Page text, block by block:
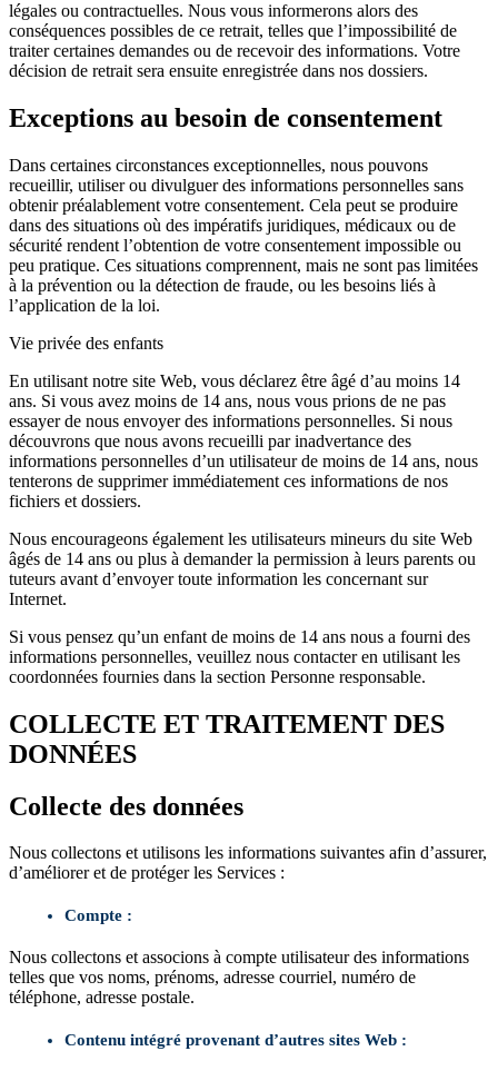
légales ou contractuelles. Nous vous informerons alors des
conséquences possibles de ce retrait, telles que l’impossibilité de
traiter certaines demandes ou de recevoir des informations. Votre
décision de retrait sera ensuite enregistrée dans nos dossiers.
Exceptions au besoin de consentement
Dans certaines circonstances exceptionnelles, nous pouvons
recueillir, utiliser ou divulguer des informations personnelles sans
obtenir préalablement votre consentement. Cela peut se produire
dans des situations où des impératifs juridiques, médicaux ou de
sécurité rendent l’obtention de votre consentement impossible ou
peu pratique. Ces situations comprennent, mais ne sont pas limitées
à la prévention ou la détection de fraude, ou les besoins liés à
l’application de la loi.
Vie privée des enfants
En utilisant notre site Web, vous déclarez être âgé d’au moins 14
ans. Si vous avez moins de 14 ans, nous vous prions de ne pas
essayer de nous envoyer des informations personnelles. Si nous
découvrons que nous avons recueilli par inadvertance des
informations personnelles d’un utilisateur de moins de 14 ans, nous
tenterons de supprimer immédiatement ces informations de nos
fichiers et dossiers.
Nous encourageons également les utilisateurs mineurs du site Web
âgés de 14 ans ou plus à demander la permission à leurs parents ou
tuteurs avant d’envoyer toute information les concernant sur
Internet.
Si vous pensez qu’un enfant de moins de 14 ans nous a fourni des
informations personnelles, veuillez nous contacter en utilisant les
coordonnées fournies dans la section Personne responsable.
COLLECTE ET TRAITEMENT DES
DONNÉES
Collecte des données
Nous collectons et utilisons les informations suivantes afin d’assurer,
d’améliorer et de protéger les Services :
Compte :
Nous collectons et associons à compte utilisateur des informations
telles que vos noms, prénoms, adresse courriel, numéro de
téléphone, adresse postale.
Contenu intégré provenant d’autres sites Web :